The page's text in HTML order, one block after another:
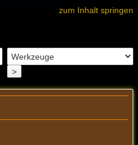
zum Inhalt springen
>